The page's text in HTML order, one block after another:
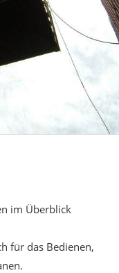
im Überblick
für das Bedienen,